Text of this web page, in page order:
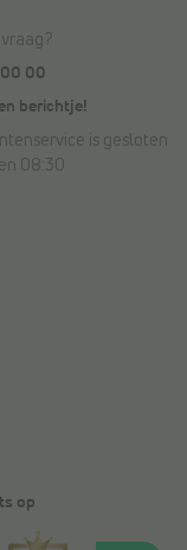
vraag?
00 00
berichtje!
is gesloten
08:30
op